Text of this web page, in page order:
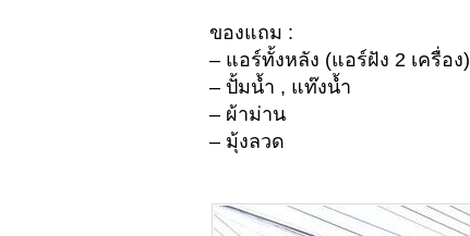
ของแถม :
– แอร์ทั้งหลัง (แอร์ฝัง 2 เครื่อง)
– ปั้มน้ำ , แท๊งน้ำ
– ผ้าม่าน
– มุ้งลวด